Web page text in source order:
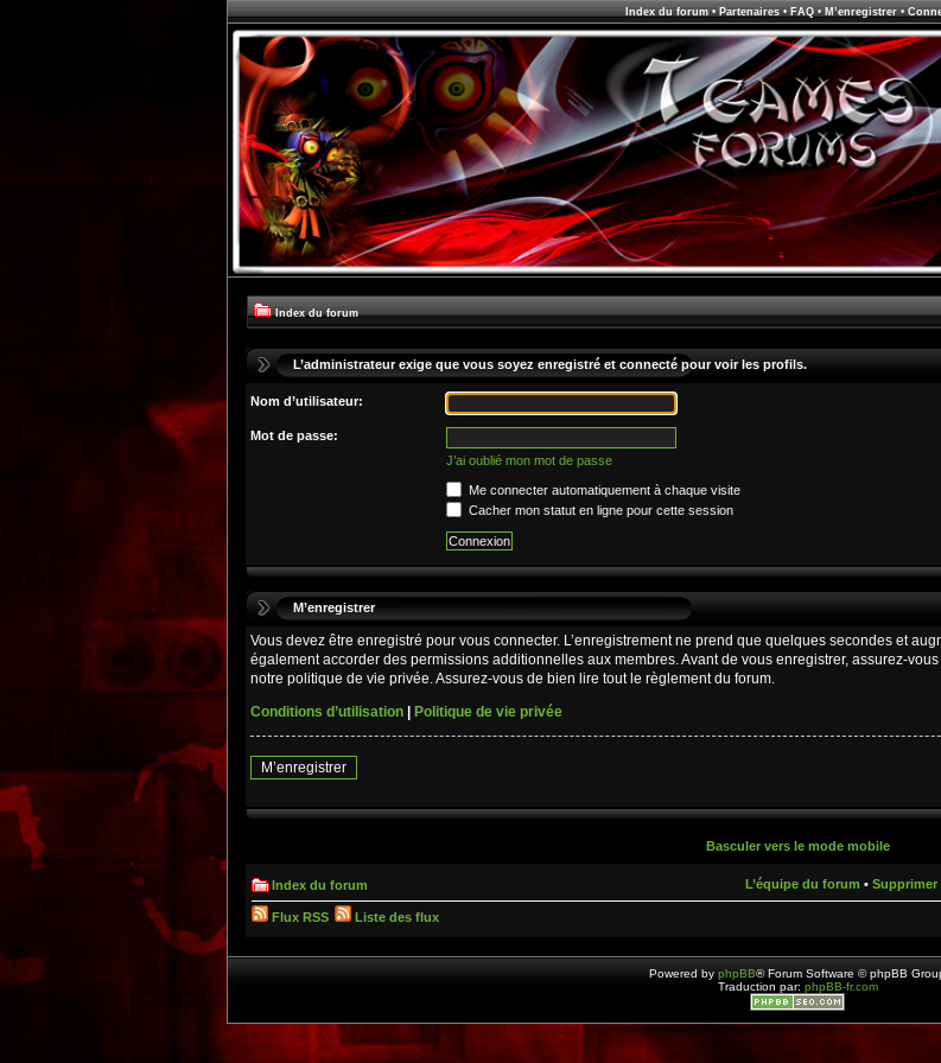
Index du forum• Partenaires• FAQ• M’enregistrer•
Index du forum
L’administrateur exige que vous soyez enregistré et connecté pour voir les profils.
Nom d’utilisateur:
Mot de passe:
J’ai oublié mon mot de passe
Me connecter automatiquement à chaque visite
Cacher mon statut en ligne pour cette session
M’enregistrer
Vous devez être enregistré pour vous connecter. L’enregistrement ne prend que quelques secondes et
également accorder des permissions additionnelles aux membres. Avant de vous enregistrer, assurez-
notre politique de vie privée. Assurez-vous de bien lire tout le règlement du forum.
Conditions d’utilisation
Politique de vie privée
M’enregistrer
Basculer vers le mode mobile
Index du forum L’équipe du forum • Supprimer
Flux RSS Liste des flux
Powered by phpBB® Forum Software © phpBB
Traduction par: phpBB-fr.com